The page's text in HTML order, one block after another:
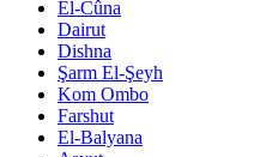
El-Cûna
Dairut
Dishna
Şarm El-Şeyh
Kom Ombo
Farshut
El-Balyana